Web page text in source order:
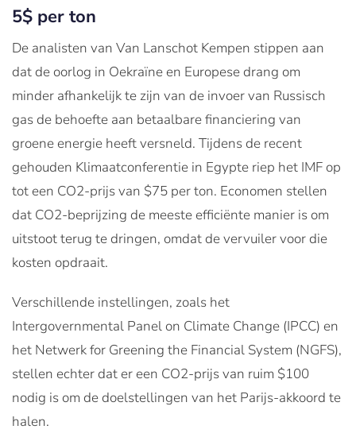
5$ per ton
De analisten van Van Lanschot Kempen stippen aan
dat de oorlog in Oekraïne en Europese drang om
minder afhankelijk te zijn van de invoer van Russisch
gas de behoefte aan betaalbare financiering van
groene energie heeft versneld. Tijdens de recent
gehouden Klimaatconferentie in Egypte riep het IMF op
tot een CO2-prijs van $75 per ton. Economen stellen
dat CO2-beprijzing de meeste efficiënte manier is om
uitstoot terug te dringen, omdat de vervuiler voor die
kosten opdraait.
Verschillende instellingen, zoals het
Intergovernmental Panel on Climate Change (IPCC) en
het Netwerk for Greening the Financial System (NGFS),
stellen echter dat er een CO2-prijs van ruim $100
nodig is om de doelstellingen van het Parijs-akkoord te
halen.